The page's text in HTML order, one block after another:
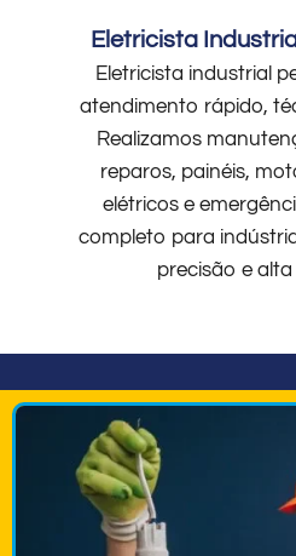
Eletricista
Eletricista industrial
atendimento rápido,
Realizamos
reparos, painéis,
elétricos e
completo para
precisão e alta